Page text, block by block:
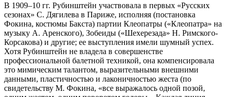
В 1909–10 гг. Рубинштейн участвовала в первых «Русских
сезонах» С. Дягилева в Париже, исполняя (постановка
Фокина, костюмы Бакста) партии Клеопатры («Клеопатра» на
музыку А. Аренского), Зобеиды («Шехерезада» Н. Римского-
Корсакова) и другие; ее выступления имели шумный успех.
Хотя Рубинштейн не владела в совершенстве
профессиональной балетной техникой, она компенсировала
это мимическим талантом, выразительными внешними
данными, пластичностью и лаконичностью жеста (по
свидетельству М. Фокина, «все выражалось одной позой,